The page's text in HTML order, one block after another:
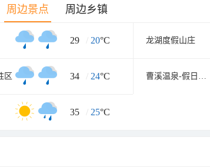
周边景点 周边乡镇
29 / 20°C 龙湖度假山庄
区 34 / 24°C 曹溪温泉-假日度假村
35 / 25°C